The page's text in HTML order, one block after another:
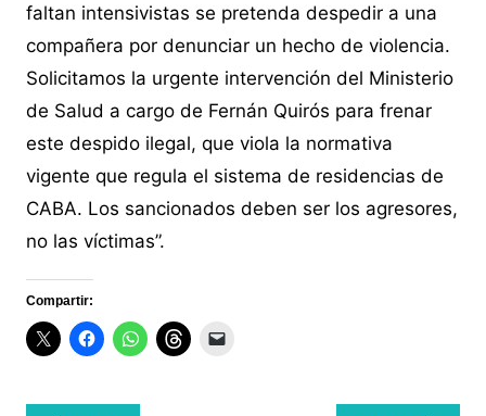
faltan intensivistas se pretenda despedir a una
compañera por denunciar un hecho de violencia.
Solicitamos la urgente intervención del Ministerio
de Salud a cargo de Fernán Quirós para frenar
este despido ilegal, que viola la normativa
vigente que regula el sistema de residencias de
CABA. Los sancionados deben ser los agresores,
no las víctimas”.
Compartir: